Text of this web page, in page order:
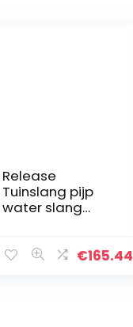
Release
Tuinslang pijp
water slang
7 patronen €165.44